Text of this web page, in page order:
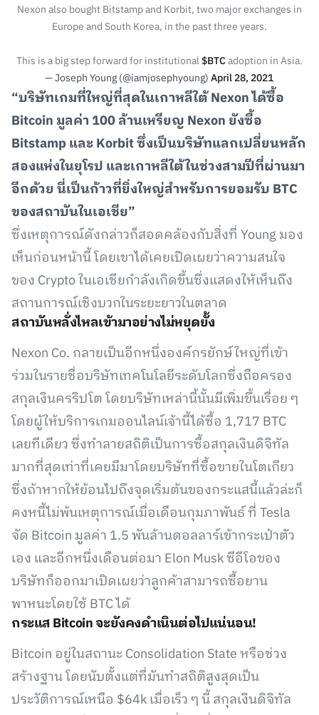
Nexon also bought Bitstamp and Korbit, two major exchanges in
Europe and South Korea, in the past three years.
This is a big step forward for institutional$BTCadoption in Asia.
— Joseph Young (@iamjosephyoung)April 28, 2021
“บริษัทเกมที่ใหญ่ที่สุดในเกาหลีใต้ Nexon ได้ซื้อ
Bitcoin มูลค่า 100 ล้านเหรียญ Nexon ยังซื้อ
Bitstamp และ Korbit ซึ่งเป็นบริษัทแลกเปลี่ยนหลัก
สองแห่งในยุโรป และเกาหลีใต้ในช่วงสามปีที่ผ่านมา
อีกด้วย นี่เป็นก้าวที่ยิ่งใหญ่สำหรับการยอมรับ BTC
ของสถาบันในเอเชีย”
ซึ่งเหตุการณ์ดังกล่าวก็สอดคล้องกับสิ่งที่ Young มอง
เห็นก่อนหน้านี้ โดยเขาได้เคยเปิดเผยว่าความสนใจ
ของ Crypto ในเอเชียกำลังเกิดขึ้นซึ่งแสดงให้เห็นถึง
สถานการณ์เชิงบวกในระยะยาวในตลาด
สถาบันหลั่งไหลเข้ามาอย่างไม่หยุดยั้ง
Nexon Co. กลายเป็นอีกหนึ่งองค์กรยักษ์ใหญ่ที่เข้า
ร่วมในรายชื่อบริษัทเทคโนโลยีระดับโลกซึ่งถือครอง
สกุลเงินครริปโต โดยบริษัทเหล่านี้นั้นมีเพิ่มขึ้นเรื่อย ๆ
โดยผู้ให้บริการเกมออนไลน์เจ้านี้ได้ซื้อ 1,717 BTC
เลยทีเดียว ซึ่งทำลายสถิติเป็นการซื้อสกุลเงินดิจิทัล
มากที่สุดเท่าที่เคยมีมาโดยบริษัทที่ซื้อขายในโตเกียว
ซึ่งถ้าหากให้ย้อนไปถึงจุดเริ่มต้นของกระแสนี้แล้วล่ะก็
คงหนี้ไม่พ้นเหตุการณ์เมื่อเดือนกุมภาพันธ์ ที่ Tesla
จัด Bitcoin มูลค่า 1.5 พันล้านดอลลาร์เข้ากระเป๋าตัว
เอง และอีกหนึ่งเดือนต่อมา Elon Musk ซีอีโอของ
บริษัทก็ออกมาเปิดเผยว่าลูกค้าสามารถซื้อยาน
พาหนะโดยใช้ BTC ได้
กระแส Bitcoin จะยังคงดำเนินต่อไปแน่นอน!
Bitcoin อยู่ในสถานะ Consolidation State หรือช่วง
สร้างฐาน โดยนับตั้งแต่ที่มันทำสถิติสูงสุดเป็น
ประวัติการณ์เหนือ $64k เมื่อเร็ว ๆ นี้ สกุลเงินดิจิทัล